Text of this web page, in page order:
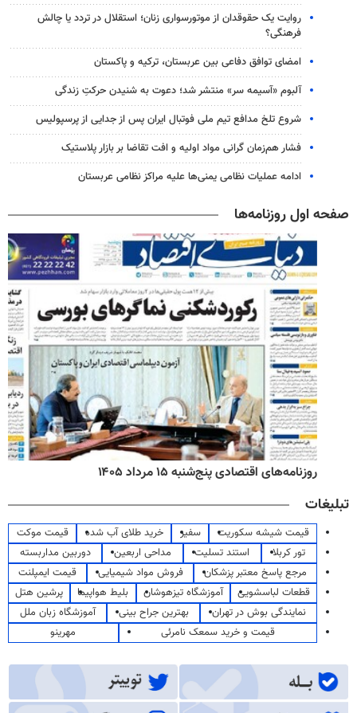
روایت یک حقوقدان از موتورسواری زنان؛ استقلال در تردد یا چالش
فرهنگی؟
امضای توافق دفاعی بین عربستان، ترکیه و پاکستان
آلبوم «آسیمه سر» منتشر شد؛ دعوت به شنیدن حرکتِ زندگی
شروع تلخ مدافع تیم ملی فوتبال ایران پس از جدایی از پرسپولیس
فشار هم‌زمان گرانی مواد اولیه و افت تقاضا بر بازار پلاستیک
ادامه عملیات نظامی یمنی‌ها علیه مراکز نظامی عربستان
صفحه اول روزنامه‌ها
روزنامه‌های اقتصادی پنج‌شنبه ۱۵ مرداد ۱۴۰۵
تبلیغات
قیمت شیشه سکوریت سفیر خرید طلای آب شده
قیمت موکت
تور کربلا
استند تسلیت مداحی اربعین
دوربین مداربسته
مرجع پاسخ معتبر پزشکان
فروش مواد شیمیایی
قیمت ایمپلنت
قطعات لباسشویی
آموزشگاه تیزهوشان بلیط هواپیما
پرشین هتل
نمایندگی بوش در تهران
بهترین جراح بینی
آموزشگاه زبان ملل
قیمت و خرید سمعک نامرئی
مهرینو